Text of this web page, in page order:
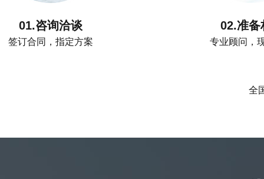
01.咨询洽谈
签订合同，指定方案
02.准备
专业顾问，
全